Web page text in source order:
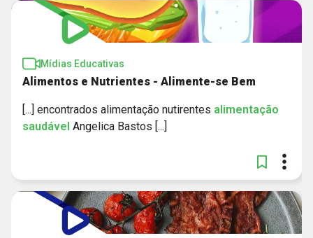
Mídias Educativas
Alimentos e Nutrientes - Alimente-se Bem
[...] encontrados alimentação nutirentes alimentação
saudável Angelica Bastos [...]